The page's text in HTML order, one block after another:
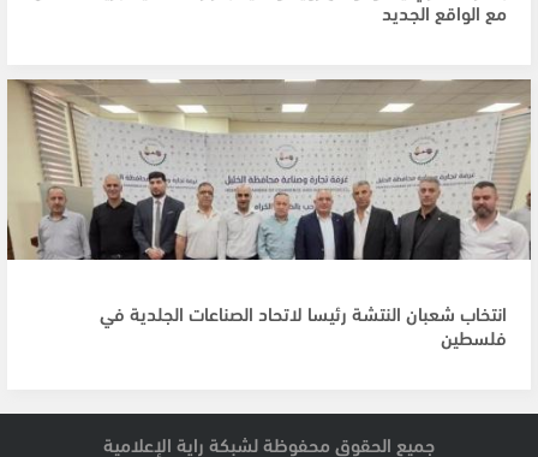
مع الواقع الجديد
انتخاب شعبان النتشة رئيسا لاتحاد الصناعات الجلدية في
فلسطين
جميع الحقوق محفوظة لشبكة راية الإعلامية